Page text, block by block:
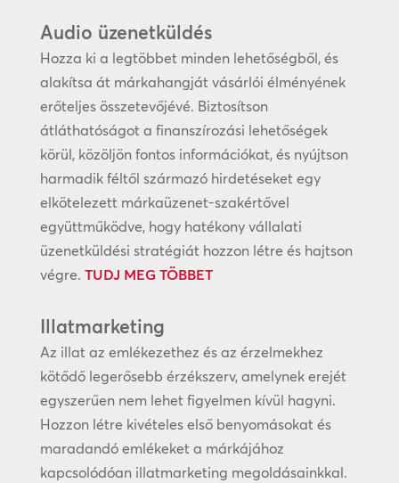
Audio üzenetküldés
Hozza ki a legtöbbet minden lehetőségből, és
alakítsa át márkahangját vásárlói élményének
erőteljes összetevőjévé. Biztosítson
átláthatóságot a finanszírozási lehetőségek
körül, közöljön fontos információkat, és nyújtson
harmadik féltől származó hirdetéseket egy
elkötelezett márkaüzenet-szakértővel
együttműködve, hogy hatékony vállalati
üzenetküldési stratégiát hozzon létre és hajtson
végre. TUDJ MEG TÖBBET
Illatmarketing
Az illat az emlékezethez és az érzelmekhez
kötődő legerősebb érzékszerv, amelynek erejét
egyszerűen nem lehet figyelmen kívül hagyni.
Hozzon létre kivételes első benyomásokat és
maradandó emlékeket a márkájához
kapcsolódóan illatmarketing megoldásainkkal.